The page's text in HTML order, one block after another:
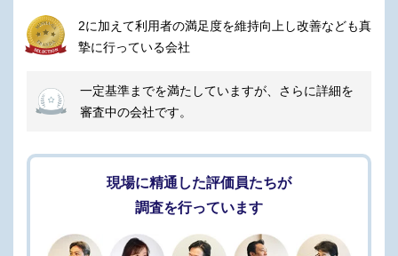
2に加えて利用者の満足度を維持向上し改善なども真
摯に行っている会社
一定基準までを満たしていますが、さらに詳細を
審査中の会社です。
現場に精通した評価員たちが
調査を行っています